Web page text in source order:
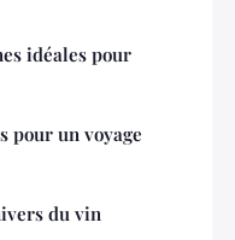
idéales pour
pour un voyage
du vin